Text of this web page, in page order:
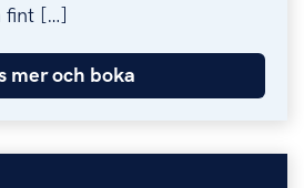
fint […]
mer och boka